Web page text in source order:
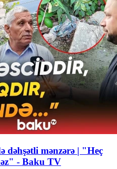
dəhşətli mənzərə | "Heç
- Baku TV